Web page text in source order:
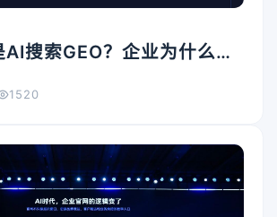
AI搜索GEO？企业为什么要
1520